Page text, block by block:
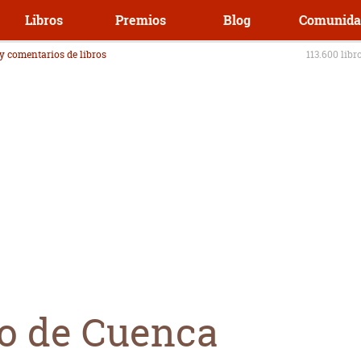
Libros Premios Blog
comentarios de libros 113.600
de Cuenca